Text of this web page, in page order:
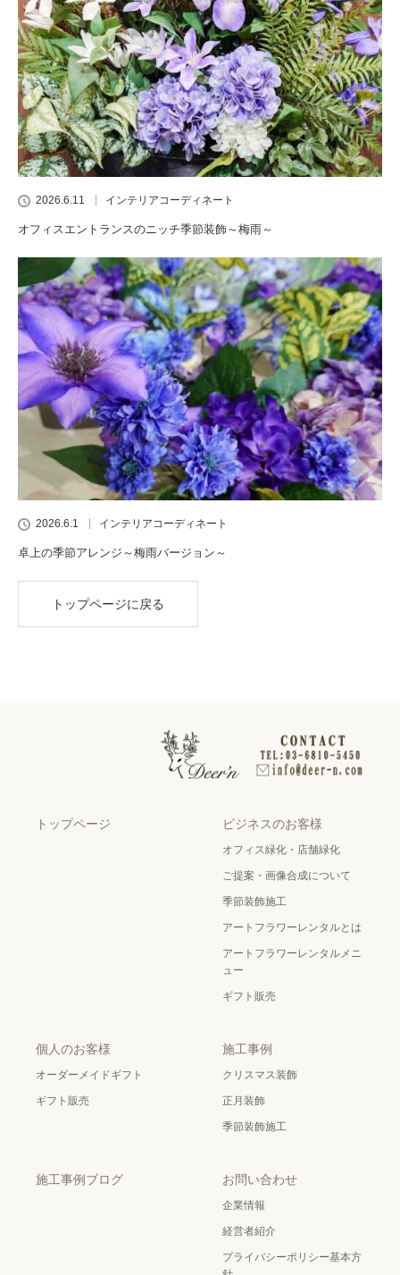
2026.6.11 インテリアコーディネート
オフィスエントランスのニッチ季節装飾～梅雨～
2026.6.1 インテリアコーディネート
卓上の季節アレンジ～梅雨バージョン～
トップページに戻る
トップページ ビジネスのお客様
オフィス緑化・店舗緑化
ご提案・画像合成について
季節装飾施工
アートフラワーレンタルとは
アートフラワーレンタルメニ
ュー
ギフト販売
個人のお客様
オーダーメイドギフト
ギフト販売
施工事例
クリスマス装飾
正月装飾
季節装飾施工
施工事例ブログ お問い合わせ
企業情報
経営者紹介
プライバシーポリシー基本方